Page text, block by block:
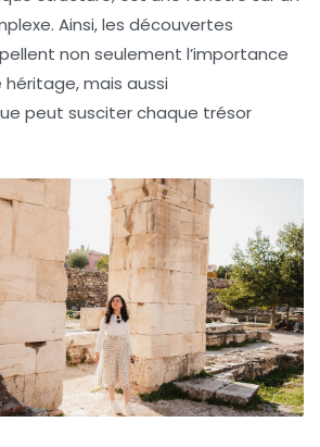
Ainsi, les découvertes
non seulement l’importance
mais aussi
peut susciter chaque trésor